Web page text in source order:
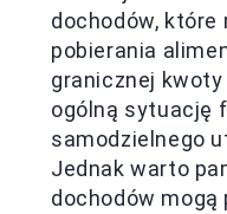
dochodów, które
pobierania
granicznej
ogólną sytuację
samodzielnego
Jednak warto
dochodów mogą